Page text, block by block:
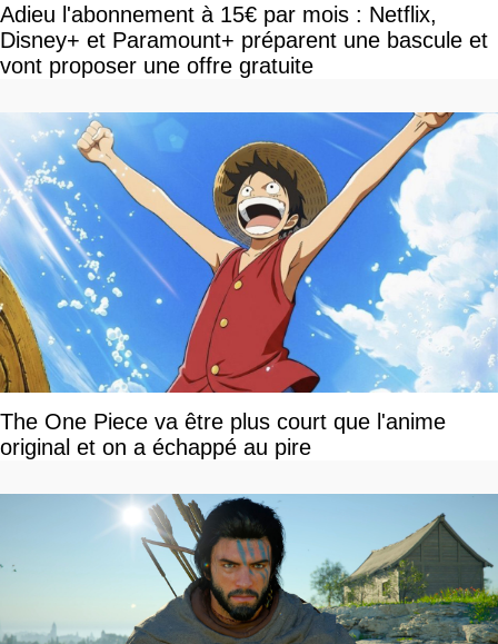
Adieu l'abonnement à 15€ par mois : Netflix,
Disney+ et Paramount+ préparent une bascule et
vont proposer une offre gratuite
The One Piece va être plus court que l'anime
original et on a échappé au pire